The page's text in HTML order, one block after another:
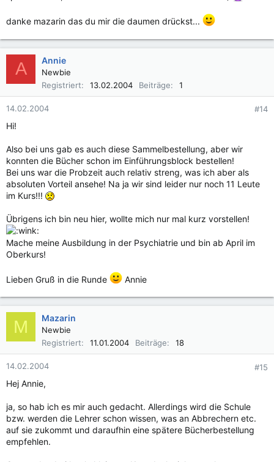
danke mazarin das du mir die daumen drückst...
A Annie
Newbie
Registriert
13.02.2004 Beiträge 1
14.02.2004 #14
Hi!
Also bei uns gab es auch diese Sammelbestellung, aber wir
konnten die Bücher schon im Einführungsblock bestellen!
Bei uns war die Probzeit auch relativ streng, was ich aber als
absoluten Vorteil ansehe! Na ja wir sind leider nur noch 11 Leute
im Kurs!!!
Übrigens ich bin neu hier, wollte mich nur mal kurz vorstellen!
Mache meine Ausbildung in der Psychiatrie und bin ab April im
Oberkurs!
Lieben Gruß in die Runde Annie
M Mazarin
Newbie
Registriert
11.01.2004 Beiträge 18
14.02.2004 #15
Hej Annie,
ja, so hab ich es mir auch gedacht. Allerdings wird die Schule
bzw. werden die Lehrer schon wissen, was an Abbrechern etc.
auf sie zukommt und daraufhin eine spätere Bücherbestellung
empfehlen.